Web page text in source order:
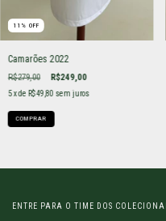
11 % OFF
Camarões 2022
R$279,00 R$249,00
5x de R$49,80 sem juros
COMPRAR
ENTRE PARA O TIME DOS